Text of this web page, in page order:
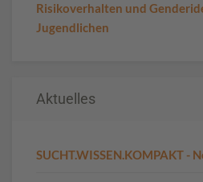
Risikoverhalten und
Jugendlichen
Aktuelles
SUCHT.WISSEN.KOMPAKT -